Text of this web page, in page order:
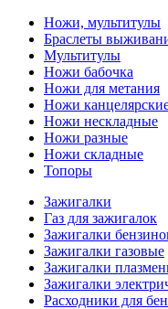
Ножи, мультитулы
Браслеты
Мультитулы
Ножи бабочка
Ножи для метания
Ножи
Ножи нескладные
Ножи разные
Ножи складные
Топоры
Зажигалки
Газ для зажигалок
Зажигалки
Зажигалки газовые
Зажигалки
Зажигалки
Расходники для